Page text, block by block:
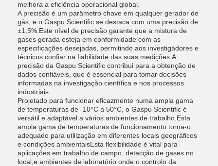
melhora a eficiência operacional global.
A precisão é um parâmetro chave em qualquer gerador de
gás, e o Gaspu Scientific se destaca com uma precisão de
±1,5%.Este nível de precisão garante que a mistura de
gases gerada esteja em conformidade com as
especificações desejadas, permitindo aos investigadores e
técnicos confiar na fiabilidade das suas medições.A
precisão da Gaspu Scientific contribui para a obtenção de
dados confiáveis, que é essencial para tomar decisões
informadas na investigação científica e nos processos
industriais.
Projetado para funcionar eficazmente numa ampla gama
de temperaturas de -10°C a 50°C, o Gaspu Scientific é
versátil e adaptável a vários ambientes de trabalho.Esta
ampla gama de temperaturas de funcionamento torna-o
adequado para utilização em diferentes locais geográficos
e condições ambientaisEsta flexibilidade é vital para
aplicações em trabalho de campo, detecção de gases no
local,e ambientes de laboratório onde o controlo da